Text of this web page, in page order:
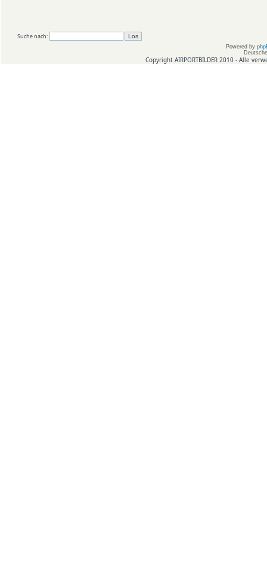
Suche nach:
Powered by
Copyright AIRPORTBILDER 2010 - Alle